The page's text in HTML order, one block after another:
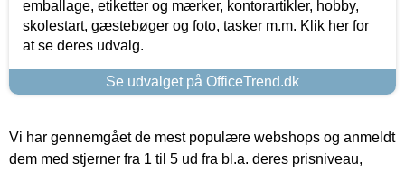
emballage, etiketter og mærker, kontorartikler, hobby,
skolestart, gæstebøger og foto, tasker m.m. Klik her for
at se deres udvalg.
Se udvalget på OfficeTrend.dk
Vi har gennemgået de mest populære webshops og anmeldt
dem med stjerner fra 1 til 5 ud fra bl.a. deres prisniveau,